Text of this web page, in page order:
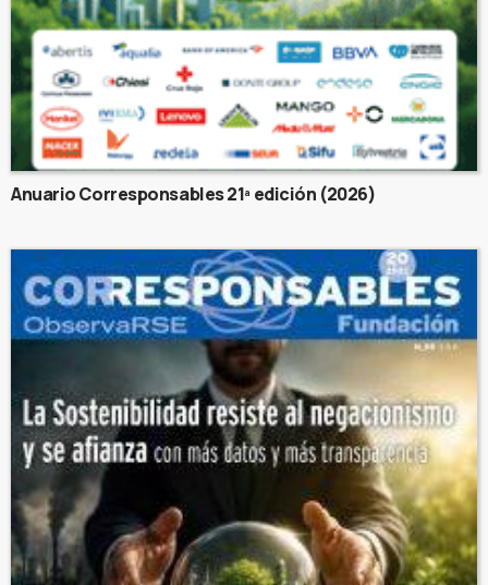
Anuario Corresponsables 21ª edición (2026)